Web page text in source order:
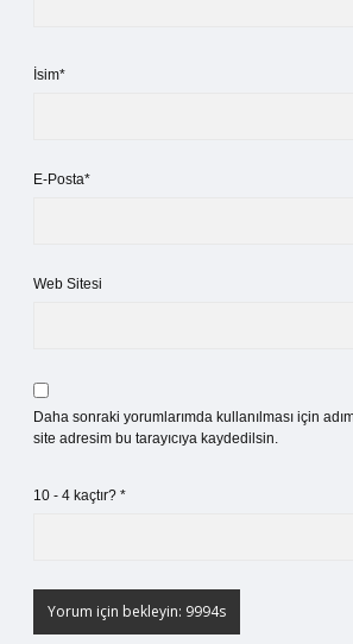
İsim*
E-Posta*
Web Sitesi
Daha sonraki yorumlarımda kullanılması için
site adresim bu tarayıcıya kaydedilsin.
10 - 4 kaçtır? *